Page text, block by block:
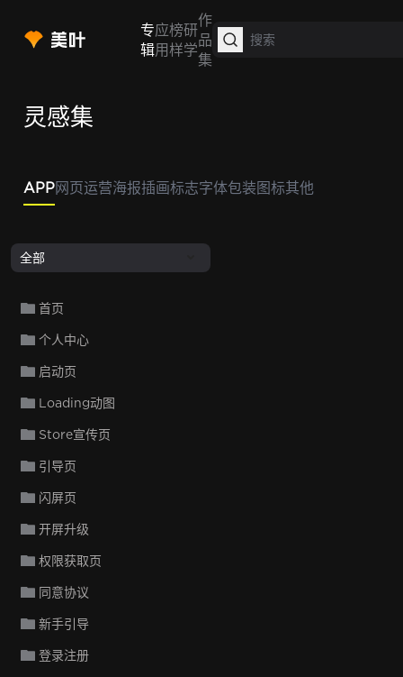
专
辑
应
用
榜
样
研
学
作
品
集
灵感集
APP网页运营海报插画标志字体包装图标其他
全部
首页
个人中心
启动页
Loading动图
Store宣传页
引导页
闪屏页
开屏升级
权限获取页
同意协议
新手引导
登录注册